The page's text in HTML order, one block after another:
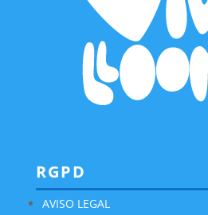
RGPD
AVISO LEGAL